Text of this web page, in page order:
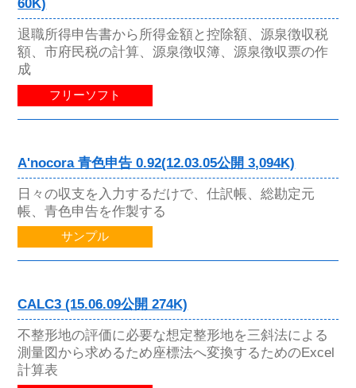
60K)
退職所得申告書から所得金額と控除額、源泉徴収税
額、市府民税の計算、源泉徴収簿、源泉徴収票の作
成
フリーソフト
A'nocora 青色申告 0.92(12.03.05公開 3,094K)
日々の収支を入力するだけで、仕訳帳、総勘定元
帳、青色申告を作製する
サンプル
CALC3 (15.06.09公開 274K)
不整形地の評価に必要な想定整形地を三斜法による
測量図から求めるため座標法へ変換するためのExcel
計算表